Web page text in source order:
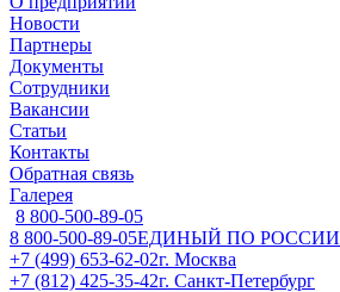
Новости
Партнеры
Документы
Сотрудники
Вакансии
Статьи
Контакты
Обратная связь
Галерея
8 800-500-89-05
8 800-500-89-05ЕДИНЫЙ ПО РОССИИ
+7 (499) 653-62-02г. Москва
+7 (812) 425-35-42г. Санкт-Петербург